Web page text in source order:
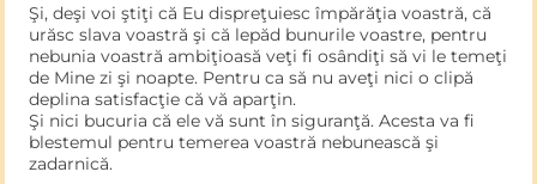
Şi, deşi voi ştiţi că Eu dispreţuiesc împărăţia voastră, că
urăsc slava voastră şi că lepăd bunurile voastre, pentru
nebunia voastră ambiţioasă veţi fi osândiţi să vi le temeţi
de Mine zi şi noapte. Pentru ca să nu aveţi nici o clipă
deplina satisfacţie că vă aparţin.
Şi nici bucuria că ele vă sunt în siguranţă. Acesta va fi
blestemul pentru temerea voastră nebunească şi
zadarnică.